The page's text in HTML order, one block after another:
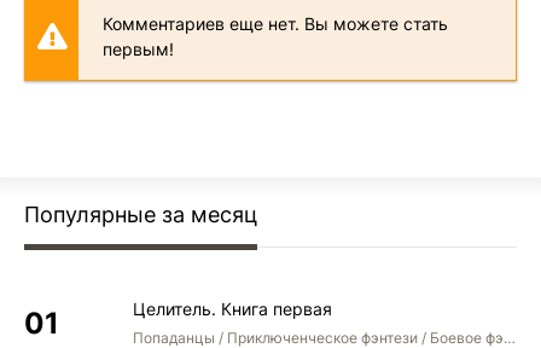
Комментариев еще нет. Вы можете стать
первым!
Популярные за месяц
Целитель. Книга первая
Попаданцы / Приключенческое фэнтези / Боевое фэнтези